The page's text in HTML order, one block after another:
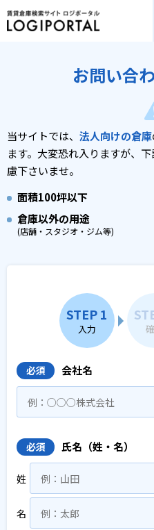
お問い合
当サイトでは、 法人向けの倉庫
ます。 大変恐れ入りますが、
慮下さいませ。
面積100坪以下
倉庫以外の用途
(店舗・スタジオ・ジム等)
STEP 1
入力
必須 会社名
必須 氏名（姓・名）
姓
名